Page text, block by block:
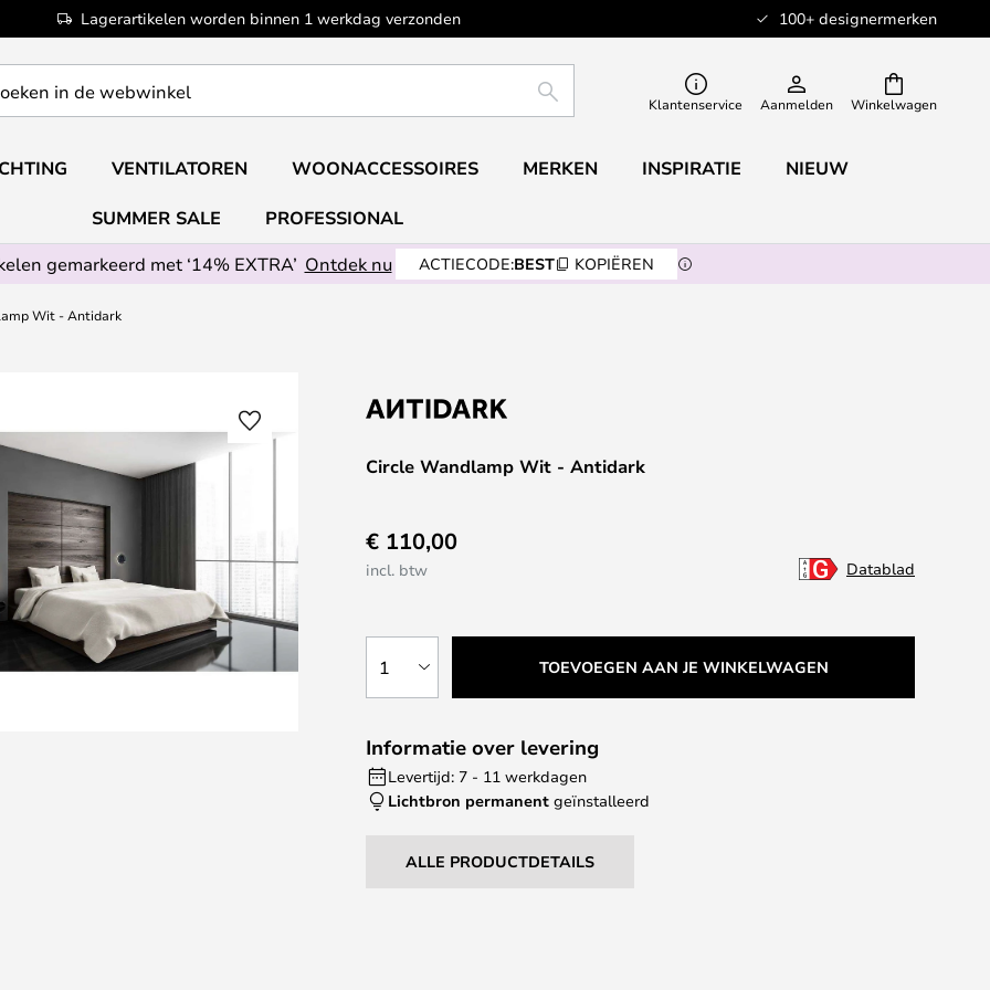
Lagerartikelen worden binnen 1 werkdag verzonden 100+ designermerken
Winkelwagen
ZOEKEN Klantenservice Aanmelden
VENTILATOREN WOONACCESSOIRES MERKEN INSPIRATIE NIEUW
SUMMER SALE
PROFESSIONAL
gemarkeerd met ‘14% EXTRA’ Ontdek nu ACTIECODE:BEST KOPIËREN
Wit - Antidark
Circle Wandlamp Wit - Antidark
€ 110,00
incl. btw Datablad
1 TOEVOEGEN AAN JE WINKELWAGEN
Informatie over levering
Levertijd: 7 - 11 werkdagen
Lichtbron permanent geïnstalleerd
ALLE PRODUCTDETAILS